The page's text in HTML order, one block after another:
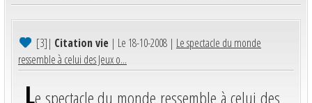
[3]| Citation vie | Le 18-10-2008 | Le spectacle du monde
ressemble à celui des Jeux o...
Le spectacle du monde ressemble à celui des